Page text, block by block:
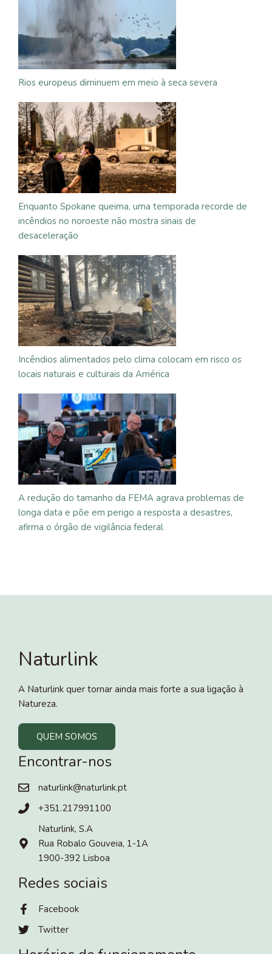
Rios europeus diminuem em meio à seca severa
Enquanto Spokane queima, uma temporada recorde de
incêndios no noroeste não mostra sinais de
desaceleração
Incêndios alimentados pelo clima colocam em risco os
locais naturais e culturais da América
A redução do tamanho da FEMA agrava problemas de
longa data e põe em perigo a resposta a desastres,
afirma o órgão de vigilância federal
Naturlink
A Naturlink quer tornar ainda mais forte a sua ligação à
Natureza.
QUEM SOMOS
Encontrar-nos
naturlink@naturlink.pt
+351.217991100
Naturlink, S.A
Rua Robalo Gouveia, 1-1A
1900-392 Lisboa
Redes sociais
Facebook
Twitter